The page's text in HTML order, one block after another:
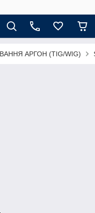
АРГОН (TIG/WIG)